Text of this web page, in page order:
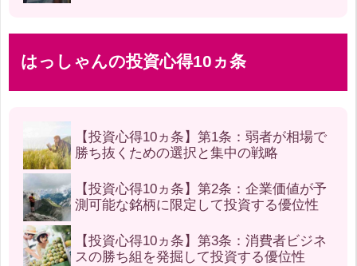
はっしゃんの投資心得10ヵ条
【投資心得10ヵ条】第1条：弱者が相場で
勝ち抜くための選択と集中の戦略
【投資心得10ヵ条】第2条：企業価値が予
測可能な銘柄に限定して投資する優位性
【投資心得10ヵ条】第3条：消費者ビジネ
スの勝ち組を発掘して投資する優位性